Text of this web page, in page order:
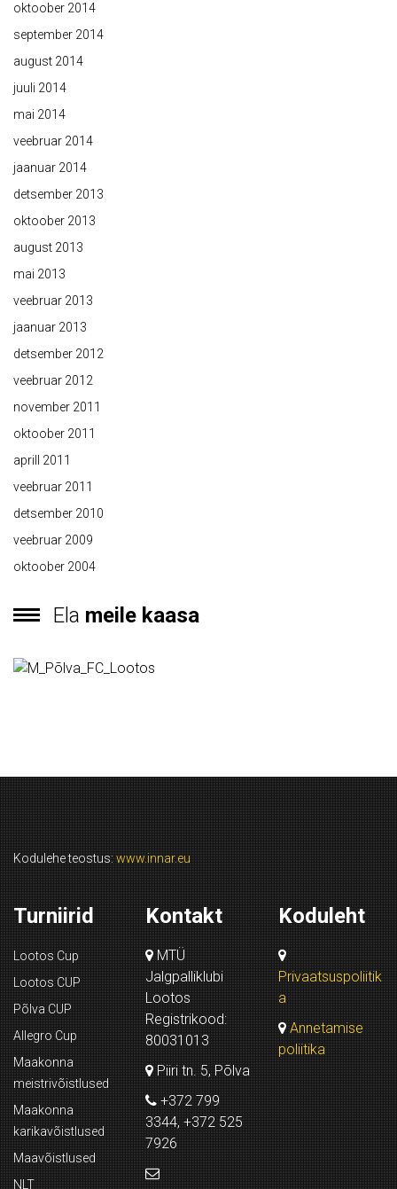
oktoober 2014
september 2014
august 2014
juuli 2014
mai 2014
veebruar 2014
jaanuar 2014
detsember 2013
oktoober 2013
august 2013
mai 2013
veebruar 2013
jaanuar 2013
detsember 2012
veebruar 2012
november 2011
oktoober 2011
aprill 2011
veebruar 2011
detsember 2010
veebruar 2009
oktoober 2004
Ela meile kaasa
Kodulehe teostus: www.innar.eu
Turniirid
Lootos Cup
Lootos CUP
Põlva CUP
Allegro Cup
Maakonna
meistrivõistlused
Maakonna
karikavõistlused
Maavõistlused
NLT
Kontakt
MTÜ
Jalgpalliklubi
Lootos
Registrikood:
80031013
Piiri tn. 5, Põlva
+372 799
3344, +372 525
7926
Koduleht
Privaatsuspoliitik
a
Annetamise
poliitika